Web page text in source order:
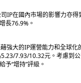
IP在國內市場的影響力亦
長76.9%。
強大的IP運營能力和全球
7.93/10.32元。考慮到
“增持”評級。